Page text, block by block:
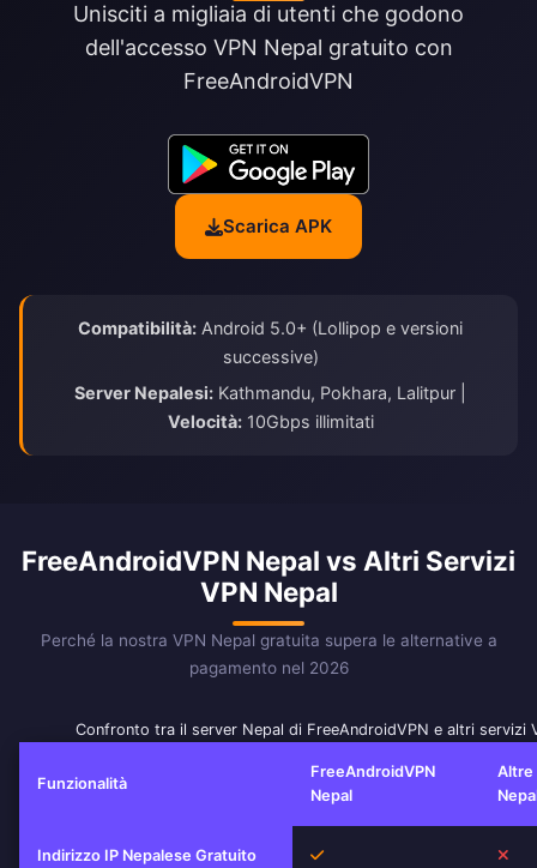
Unisciti a migliaia di utenti che godono
dell'accesso VPN Nepal gratuito con
FreeAndroidVPN
Scarica APK
Compatibilità: Android 5.0+ (Lollipop e versioni
successive)
Server Nepalesi: Kathmandu, Pokhara, Lalitpur |
Velocità:10Gbps illimitati
FreeAndroidVPN Nepal vs Altri Servizi
VPN Nepal
Perché la nostra VPN Nepal gratuita supera le alternative a
pagamento nel 2026
Confronto tra il server Nepal di FreeAndroidVPN e altri servizi
Funzionalità
FreeAndroidVPN
Nepal
Altre
Indirizzo IP Nepalese Gratuito Sì